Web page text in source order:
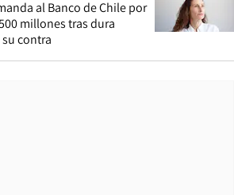
al Banco de Chile por
millones tras dura
contra